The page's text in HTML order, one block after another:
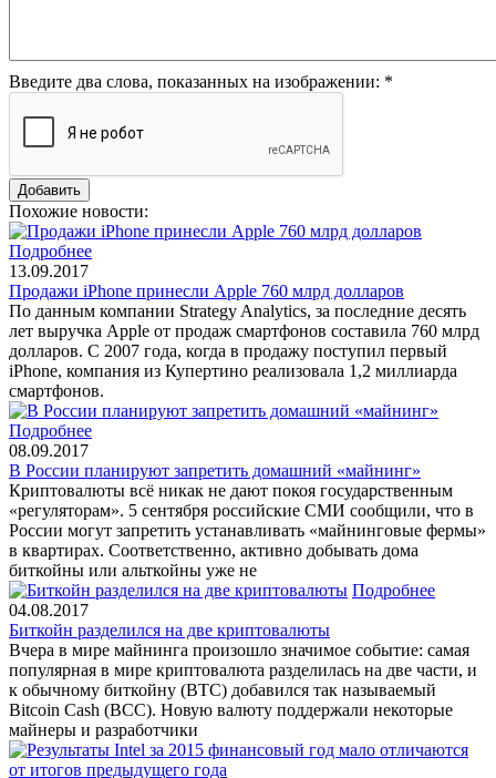
Введите два слова, показанных на изображении: *
Похожие новости:
Подробнее
13.09.2017
Продажи iPhone принесли Apple 760 млрд долларов
По данным компании Strategy Analytics, за последние десять
лет выручка Apple от продаж смартфонов составила 760 млрд
долларов. С 2007 года, когда в продажу поступил первый
iPhone, компания из Купертино реализовала 1,2 миллиарда
смартфонов.
Подробнее
08.09.2017
В России планируют запретить домашний «майнинг»
Криптовалюты всё никак не дают покоя государственным
«регуляторам». 5 сентября российские СМИ сообщили, что в
России могут запретить устанавливать «майнинговые фермы»
в квартирах. Соответственно, активно добывать дома
биткойны или альткойны уже не
Подробнее
04.08.2017
Биткойн разделился на две криптовалюты
Вчера в мире майнинга произошло значимое событие: самая
популярная в мире криптовалюта разделилась на две части, и
к обычному биткойну (BTC) добавился так называемый
Bitcoin Cash (BCC). Новую валюту поддержали некоторые
майнеры и разработчики